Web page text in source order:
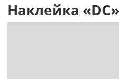
Наклейка «DC»